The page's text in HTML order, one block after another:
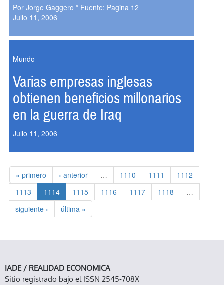
Por Jorge Gaggero * Fuente: Pagina 12
Julio 11, 2006
Mundo
Varias empresas inglesas
obtienen beneficios millonarios
en la guerra de Iraq
Julio 11, 2006
« primero ‹ anterior … 1110 1111
1112
1113
1114 1115 1116 1117 1118
…
siguiente ›
última »
IADE / REALIDAD ECONOMICA
Sitio registrado bajo el ISSN 2545-708X